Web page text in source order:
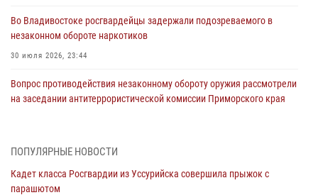
Во Владивостоке росгвардейцы задержали подозреваемого в
незаконном обороте наркотиков
30 июля 2026, 23:44
Вопрос противодействия незаконному обороту оружия рассмотрели
на заседании антитеррористической комиссии Приморского края
Во Владивостоке во дворе жилого дома сотрудники
29 июля 2026, 01:17
ПОПУЛЯРНЫЕ НОВОСТИ
Кадет класса Росгвардии из Уссурийска совершила прыжок с
парашютом